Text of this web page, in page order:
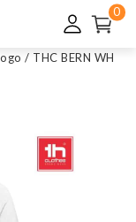
0
/ THC BERN WH